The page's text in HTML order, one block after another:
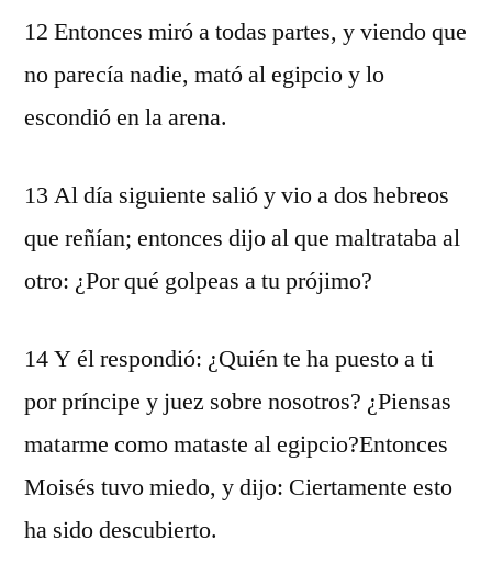
12 Entonces miró a todas partes, y viendo que
no parecía nadie, mató al egipcio y lo
escondió en la arena.
13 Al día siguiente salió y vio a dos hebreos
que reñían; entonces dijo al que maltrataba al
otro: ¿Por qué golpeas a tu prójimo?
14 Y él respondió: ¿Quién te ha puesto a ti
por príncipe y juez sobre nosotros? ¿Piensas
matarme como mataste al egipcio?Entonces
Moisés tuvo miedo, y dijo: Ciertamente esto
ha sido descubierto.